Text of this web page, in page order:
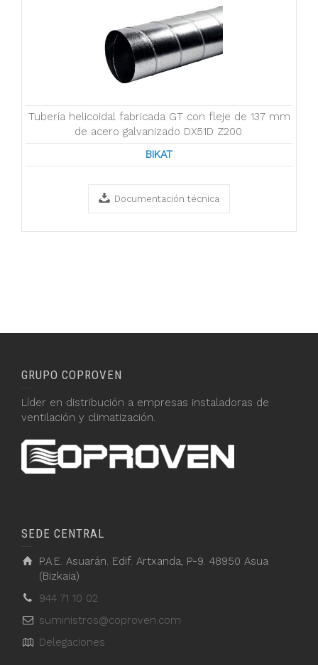
Tubería helicoidal fabricada GT con fleje de 137 mm
de acero galvanizado DX51D Z200.
BIKAT
Documentación técnica
GRUPO COPROVEN
Líder en distribución a empresas instaladoras de
ventilación y climatización.
SEDE CENTRAL
P.A.E. Asuarán. Edif. Artxanda, P-9. 48950 Asua
(Bizkaia)
944 71 10 02
suministros@coproven.com
Delegaciones